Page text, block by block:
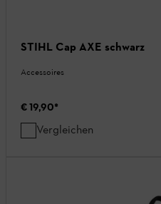
STIHL Cap AXE schwarz
Accessoires
€ 19,90*
Vergleichen